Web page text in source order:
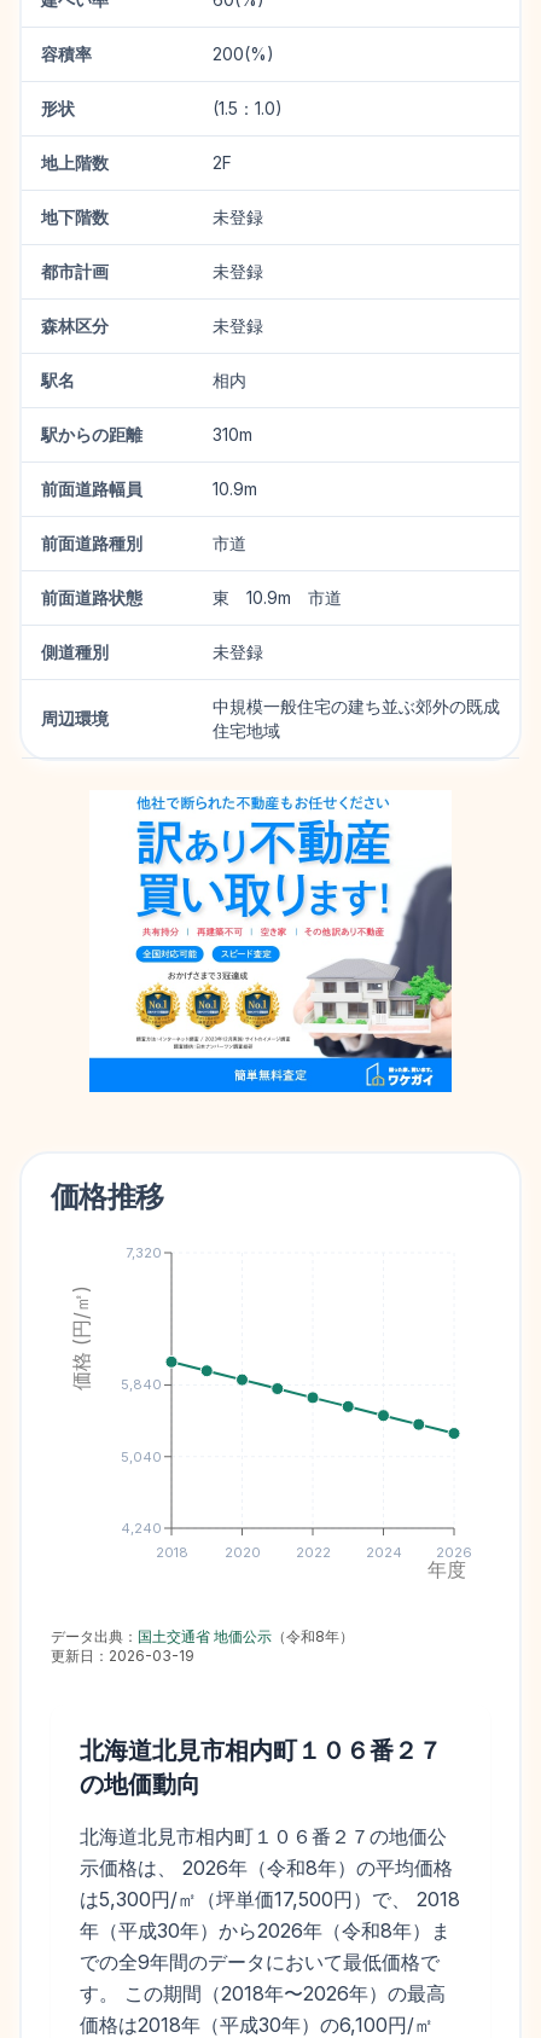
容積率 200(%)
形状 (1.5：1.0)
地上階数 2F
地下階数 未登録
都市計画 未登録
森林区分 未登録
駅名 相内
駅からの距離 310m
前面道路幅員 10.9m
前面道路種別 市道
前面道路状態 東 10.9m 市道
側道種別 未登録
周辺環境
中規模一般住宅の建ち並ぶ郊外の既成
住宅地域
価格推移
2018 2020 2022 2024 2026
年度
4,240
5,040
5,840
7,320
価格 (円/㎡)
データ出典： 国土交通省 地価公示 （令和8年）
更新日： 2026-03-19
北海道北見市相内町１０６番２７
の地価動向
北海道北見市相内町１０６番２７の地価公
示価格は、 2026年（令和8年）の平均価格
は5,300円/㎡（坪単価17,500円）で、 2018
年（平成30年）から2026年（令和8年）ま
での全9年間のデータにおいて最低価格で
す。 この期間（2018年〜2026年）の最高
価格は2018年（平成30年）の6,100円/㎡